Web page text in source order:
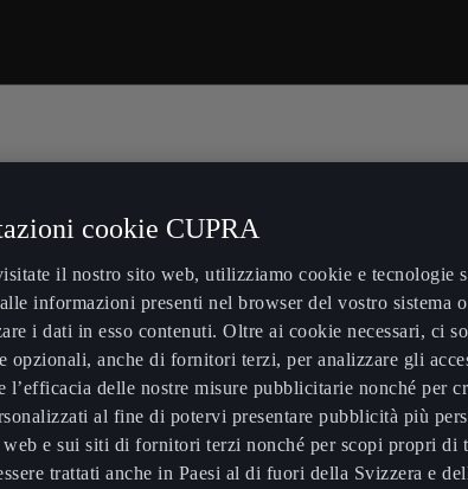
SALITE A BORDO.
cookie CUPRA
il nostro sito web, utilizziamo cookie e tecnologie
informazioni presenti nel browser del vostro sistema
i dati in esso contenuti. Oltre ai cookie necessari, ci
opzionali, anche di fornitori terzi, per analizzare gli
l’efficacia delle nostre misure pubblicitarie nonché per
al fine di potervi presentare pubblicità più
e sui siti di fornitori terzi nonché per scopi propri di
trattati anche in Paesi al di fuori della Svizzera e